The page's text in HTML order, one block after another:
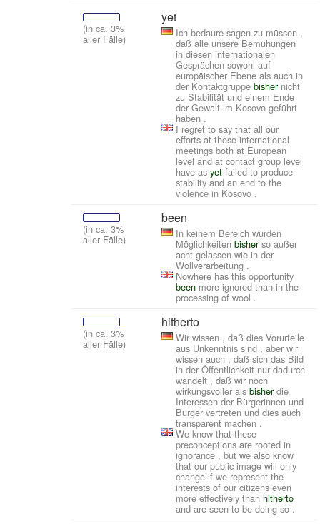
(in ca. 3%
aller Fälle)
yet
Ich bedaure sagen zu müssen ,
daß alle unsere Bemühungen
in diesen internationalen
Gesprächen sowohl auf
europäischer Ebene als auch in
der Kontaktgruppe bisher nicht
zu Stabilität und einem Ende
der Gewalt im Kosovo geführt
haben .
I regret to say that all our
efforts at those international
meetings both at European
level and at contact group level
have as yet failed to produce
stability and an end to the
violence in Kosovo .
(in ca. 3%
aller Fälle)
been
In keinem Bereich wurden
Möglichkeiten bisherso außer
acht gelassen wie in der
Wollverarbeitung .
Nowhere has this opportunity
been more ignored than in the
processing of wool .
(in ca. 3%
aller Fälle)
hitherto
Wir wissen , daß dies Vorurteile
aus Unkenntnis sind , aber wir
wissen auch , daß sich das Bild
in der Öffentlichkeit nur dadurch
wandelt , daß wir noch
wirkungsvoller als bisherdie
Interessen der Bürgerinnen und
Bürger vertreten und dies auch
transparent machen .
We know that these
preconceptions are rooted in
ignorance , but we also know
that our public image will only
change if we represent the
interests of our citizens even
more effectively than hitherto
and are seen to be doing so .